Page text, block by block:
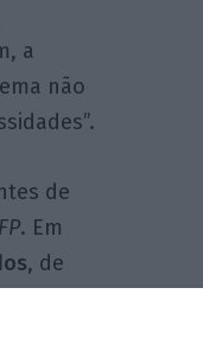
a
não
de
. Em
, de